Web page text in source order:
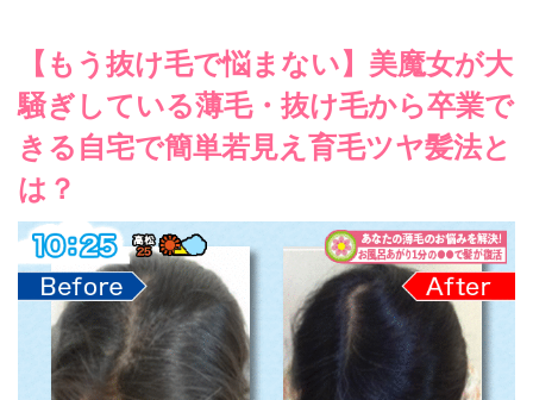
【もう抜け毛で悩まない】美魔女が大
騒ぎしている薄毛・抜け毛から卒業で
きる自宅で簡単若見え育毛ツヤ髪法と
は？